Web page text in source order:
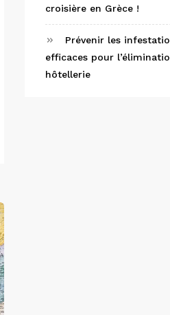
croisière en Grèce !
Prévenir les
efficaces pour
hôtellerie